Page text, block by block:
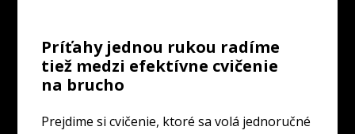
Príťahy jednou rukou radíme
tiež medzi efektívne cvičenie
na brucho
Prejdime si cvičenie, ktoré sa volá jednoručné